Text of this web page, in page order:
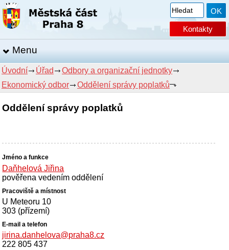
Kontakty
Menu
Úvodní Úřad
Odbory a organizační jednotky
Ekonomický odbor
Oddělení správy poplatků
Oddělení správy poplatků
Daňhelová Jiřina
pověřena vedením oddělení
U Meteoru 10
303 (přízemí)
jirina.danhelova@praha8.cz
222 805 437